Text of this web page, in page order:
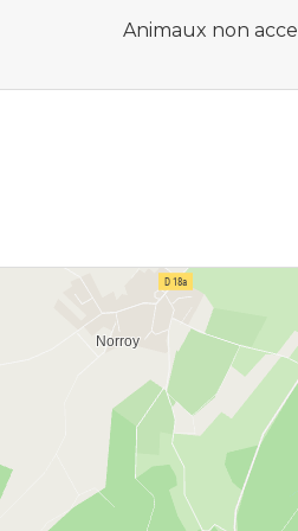
Animaux non